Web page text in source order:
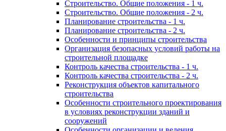
Строительство. Общие положения - 1 ч.
Строительство. Общие положения - 2 ч.
Планирование строительства - 1 ч.
Планирование строительства - 2 ч.
Особенности и принципы строительства
Организация безопасных условий работы на
строительной площадке
Контроль качества строительства - 1 ч.
Контроль качества строительства - 2 ч.
Реконструкция объектов капитального
строительства
Особенности строительного проектирования
в условиях реконструкции зданий и
сооружений